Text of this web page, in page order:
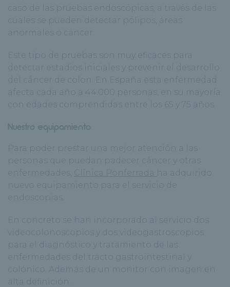
caso de las pruebas endoscópicas, a través de las
cuales se pueden detectar pólipos, áreas
anormales o cáncer.
Este tipo de pruebas son muy eficaces para
detectar estadios iniciales y prevenir el desarrollo
del cáncer de colon. En España esta enfermedad
afecta cada año a 44.000 personas, en su mayoría
con edades comprendidas entre los 65 y 75 años.
Nuestro equipamiento
Para poder prestar una mejor atención a las
personas que puedan padecer cáncer y otras
enfermedades,
Clínica Ponferrada
ha adquirido
nuevo equipamiento para el servicio de
endoscopias.
En concreto se han incorporado al servicio dos
videocolonoscopios y dos videogastroscopios
para el diagnóstico y tratamiento de las
enfermedades del tracto gastrointestinal y
colónico. Además de un monitor con imagen en
alta definición.